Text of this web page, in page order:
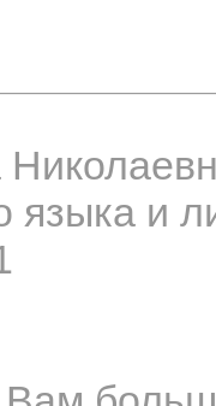
языка и